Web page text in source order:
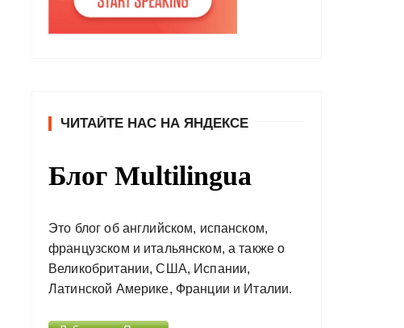
ЧИТАЙТЕ НАС НА ЯНДЕКСЕ
Блог Multilingua
Это блог об английском, испанском,
французском и итальянском, а также о
Великобритании, США, Испании,
Латинской Америке, Франции и Италии.